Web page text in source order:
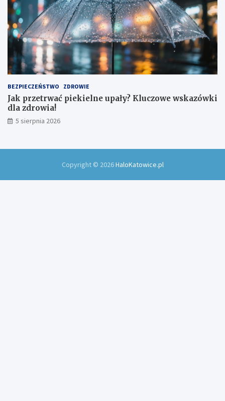
BEZPIECZEŃSTWO ZDROWIE
Jak przetrwać piekielne upały? Kluczowe wskazówki
dla zdrowia!
5 sierpnia 2026
Copyright © 2026HaloKatowice.pl